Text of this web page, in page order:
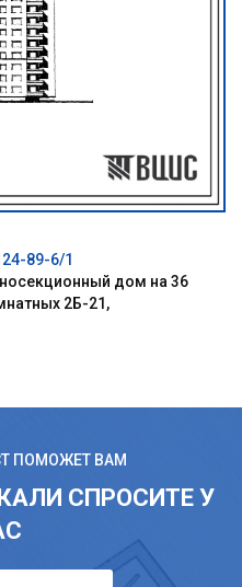
89-6/1
дом на 36
2Б-21,
ПОМОЖЕТ ВАМ
СПРОСИТЕ У